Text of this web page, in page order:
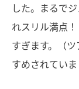
した。まるで
れスリル満点
すぎます。（
すめされてい